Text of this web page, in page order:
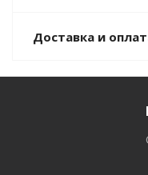
Доставка и